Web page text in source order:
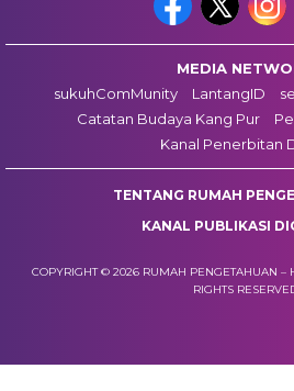
MEDIA
sukuhComMunity
LantangID
Catatan Budaya Kang Pur
Kanal Penerbitan
TENTANG RUMAH
KANAL PUBLIKASI
COPYRIGHT © 2026 RUMAH PENGETAHUAN –
RIGHTS